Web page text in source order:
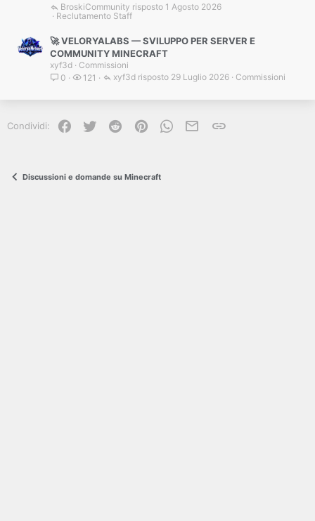
Reclutamento Staff
1 Agosto 2026
BroskiCommunity
🚀 VELORYALABS — SVILUPPO PER SERVER E
COMMUNITY MINECRAFT
xyf3d
Commissioni
0
121 Commissioni
29 Luglio 2026
xyf3d
Condividi: Facebook
Twitter Reddit PinterestWhatsApp
e-mailLink
Discussioni e domande su Minecraft